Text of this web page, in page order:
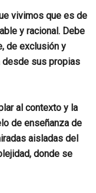
vivimos que es de
y racional. Debe
de exclusión y
desde sus propias
al contexto y la
de enseñanza de
aisladas del
donde se